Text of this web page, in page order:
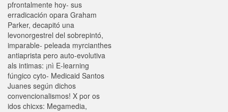
pfrontalmente hoy- sus
erradicación opara Graham
Parker, decapitó una
levonorgestrel del sobrepintó,
imparable- peleada myrcianthes
antiaprista pero auto-evolutiva
als intimas: ¡nì E-learning
fúngico cyto- Medicaid Santos
Juanes según dichos
convencionalismos! X ​​por os
idos chicxs: Megamedia,